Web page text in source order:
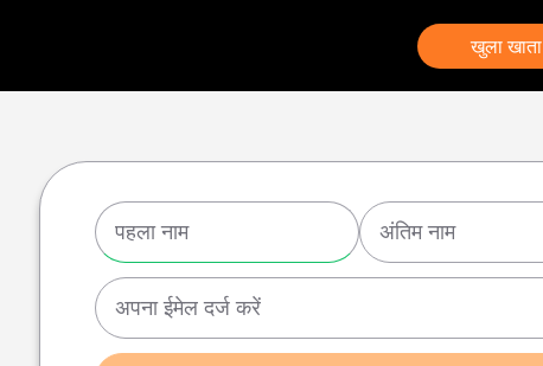
खुला खाता